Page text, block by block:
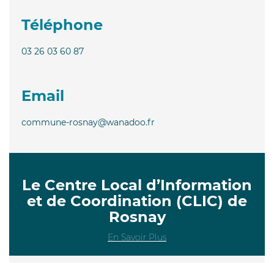
Téléphone
03 26 03 60 87
Email
commune-rosnay@wanadoo.fr
Le Centre Local d’Information
et de Coordination (CLIC) de
Rosnay
En Savoir Plus